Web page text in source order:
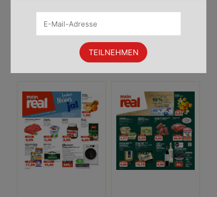
Real Prospekt
Woche 3 · 16.01.2023 -
Im Prospekt Blättern
Woche 2 · 09.01.2023 -
14.01.2023
Im Prospekt Blättern